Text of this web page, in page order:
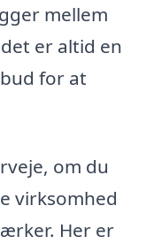
mellem
er altid en
for at
om du
virksomhed
Her er